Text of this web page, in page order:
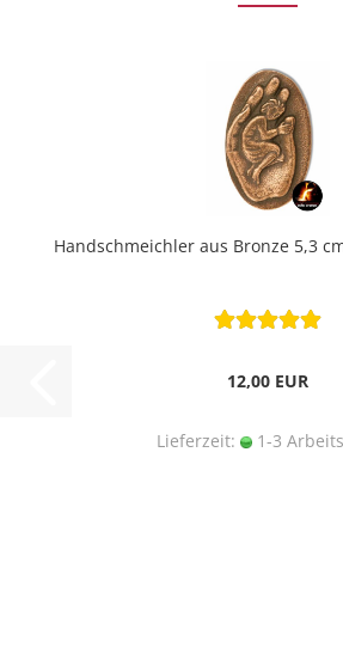
Handschmeichler aus Bronze 5,3
12,00 EUR
Lieferzeit: 1-3